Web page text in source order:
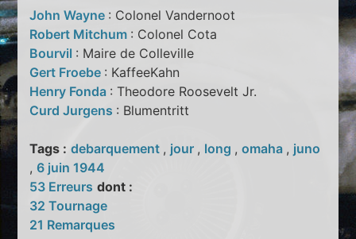
John Wayne : Colonel Vandernoot
Robert Mitchum : Colonel Cota
Bourvil : Maire de Colleville
Gert Froebe : KaffeeKahn
Henry Fonda : Theodore Roosevelt Jr.
Curd Jurgens : Blumentritt
Tags : debarquement , jour , long ,omaha , juno
,6 juin 1944
53 Erreurs dont :
32 Tournage
21 Remarques